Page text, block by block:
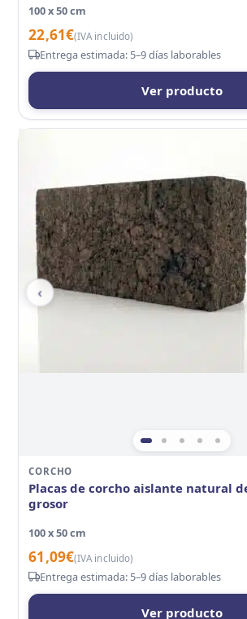
100 x 50 cm
22,61€(IVA incluido)
Entrega estimada: 5–9 días laborables
Ver producto
‹
CORCHO
Placas de corcho aislante natural
grosor
100 x 50 cm
61,09€(IVA incluido)
Entrega estimada: 5–9 días laborables
Ver producto